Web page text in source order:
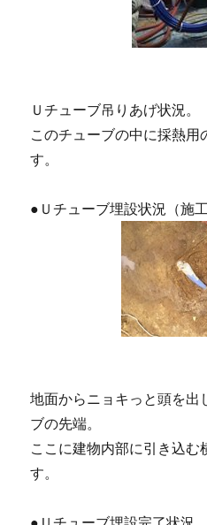
Ｕチューブ吊りあげ状況。
このチューブの中に採熱用
す。
●Ｕチューブ埋設状況（施工
地面からニョキっと頭を出
ブの先端。
ここに建物内部に引き込む
す。